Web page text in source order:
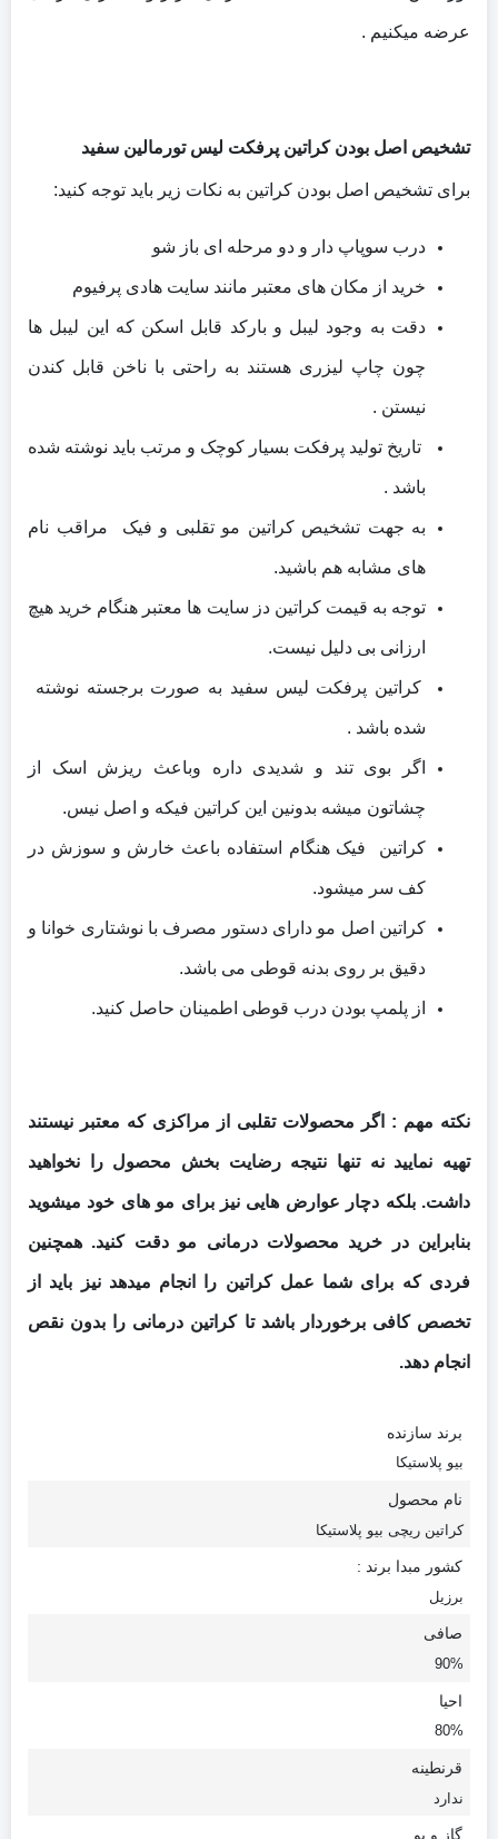
عرضه میکنیم .
تشخیص اصل بودن کراتین پرفکت لیس تورمالین سفید
برای تشخیص اصل بودن کراتین به نکات زیر باید توجه کنید:
درب سوپاپ دار و دو مرحله ای باز شو
خرید از مکان های معتبر مانند سایت هادی پرفیوم
دقت به وجود لیبل و بارکد قابل اسکن که این لیبل ها
چون چاپ لیزری هستند به راحتی با ناخن قابل کندن
نیستن .
تاریخ تولید پرفکت بسیار کوچک و مرتب باید نوشته شده
باشد .
به جهت تشخیص کراتین مو تقلبی و فیک مراقب نام
های مشابه هم باشید.
توجه به قیمت کراتین دز سایت ها معتبر هنگام خرید هیچ
ارزانی بی دلیل نیست.
کراتین پرفکت لیس سفید به صورت برجسته نوشته
شده باشد .
اگر بوی تند و شدیدی داره وباعث ریزش اسک از
چشاتون میشه بدونین این کراتین فیکه و اصل نیس.
کراتین فیک هنگام استفاده باعث خارش و سوزش در
کف سر میشود.
کراتین اصل مو دارای دستور مصرف با نوشتاری خوانا و
دقیق بر روی بدنه قوطی می باشد.
از پلمپ بودن درب قوطی اطمینان حاصل کنید.
نکته مهم : اگر محصولات تقلبی از مراکزی که معتبر نیستند
تهیه نمایید نه تنها نتیجه رضایت بخش محصول را نخواهید
داشت. بلکه دچار عوارض هایی نیز برای مو های خود میشوید
بنابراین در خرید محصولات درمانی مو دقت کنید. همچنین
فردی که برای شما عمل کراتین را انجام میدهد نیز باید از
تخصص کافی برخوردار باشد تا کراتین درمانی را بدون نقص
انجام دهد.
برند سازنده
بیو پلاستیکا
نام محصول
کراتین ریچی بیو پلاستیکا
کشور مبدا برند :
برزیل
صافی
90%
احیا
80%
قرنطینه
ندارد
گاز و بو